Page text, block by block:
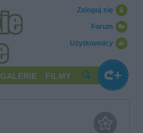
Użytkownicy
Forum
Zaloguj się
GALERIE FILMY